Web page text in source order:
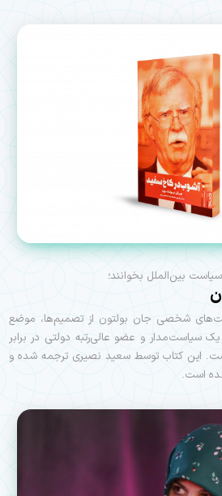
بین‌الملل بخوانند؛
شخصی جان بولتون از تصمیم‌ها، موضع
سیاست‌مدار و عضو عالی‌رتبه دولتی در برابر
این کتاب توسط سعید نصیری ترجمه شده و
است.